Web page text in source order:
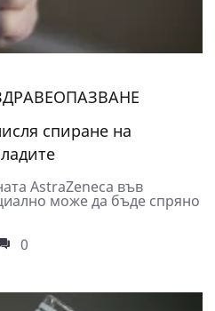
спиране на
AstraZeneсa във
може да бъде спряно
0